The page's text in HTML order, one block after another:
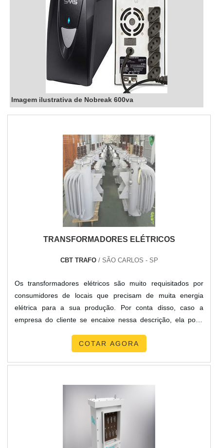
Imagem ilustrativa de Nobreak 600va
TRANSFORMADORES ELÉTRICOS
CBT TRAFO/ SÃO CARLOS - SP
Os transformadores elétricos são muito requisitados por
consumidores de locais que precisam de muita energia
elétrica para a sua produção. Por conta disso, caso a
empresa do cliente se encaixe nessa descrição, ela pode
transformadores pode ajudar o consumidor de diversas
COTAR AGORA